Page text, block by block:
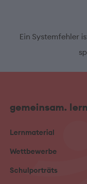
Ein Systemfehler
gemeinsam.
Lernmaterial
Wettbewerbe
Schulporträts